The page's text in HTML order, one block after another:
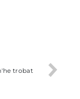
Bien pero soy
dejado